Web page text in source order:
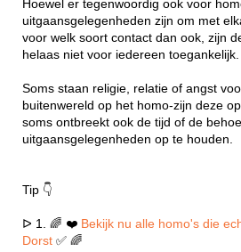
Hoewel er tegenwoordig ook voor
uitgaansgelegenheden zijn om met
voor welk soort contact dan ook, zijn
helaas niet voor iedereen toegankelijk.
Soms staan religie, relatie of angst
buitenwereld op het homo-zijn deze
soms ontbreekt ook de tijd of de
uitgaansgelegenheden op te houden.
Tip 👇
ᐅ 1. 🌈 ❤️ Bekijk nu alle homo's die
Dorst ✅ 🌈